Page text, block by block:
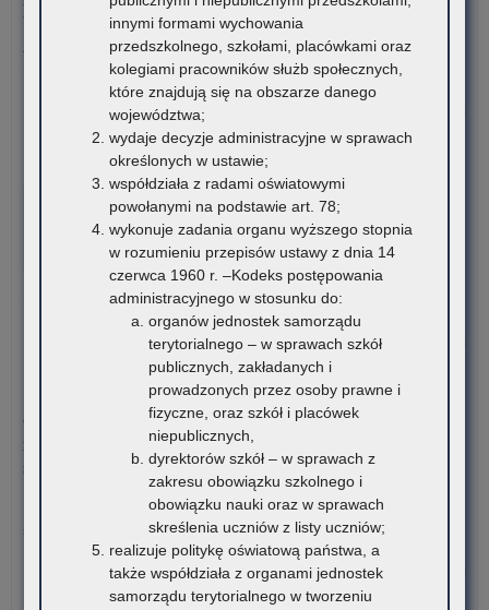
ponadpodstawowych oraz studentów romskich
Związek Romów Polskich ogłasza konkurs stypendialny dla
romskich uczniów szkół…
6 sierpnia 2026
VI edycja Ogólnopolskiej Olimpiady Wiedzy o
Procesie Inwestycyjno-Budowlanym
Komitet Główny Ogólnopolskiej Olimpiady Wiedzy
o Procesie Inwestycyjno-Budowlanym przekazuje
harmonogram…
Czytaj więcej
5 sierpnia 2026
Ogłoszenie o naborze kandydatów na stanowisko doradcy
metodycznego dla nauczycieli szkół i placówek znajdujących
się na terenie województwa małopolskiego
Kuratorium Oświaty w Krakowie ogłasza nabór kandydatów na
stanowisko doradców…
Czytaj więcej
innymi formami wychowania
przedszkolnego, szkołami, placówkami oraz
kolegiami pracowników służb społecznych,
które znajdują się na obszarze danego
województwa;
wydaje decyzje administracyjne w sprawach
określonych w ustawie;
współdziała z radami oświatowymi
powołanymi na podstawie art. 78;
wykonuje zadania organu wyższego stopnia
w rozumieniu przepisów ustawy z dnia 14
czerwca 1960 r. –Kodeks postępowania
administracyjnego w stosunku do:
organów jednostek samorządu
terytorialnego – w sprawach szkół
publicznych, zakładanych i
prowadzonych przez osoby prawne i
fizyczne, oraz szkół i placówek
niepublicznych,
dyrektorów szkół – w sprawach z
zakresu obowiązku szkolnego i
obowiązku nauki oraz w sprawach
skreślenia uczniów z listy uczniów;
realizuje politykę oświatową państwa, a
także współdziała z organami jednostek
samorządu terytorialnego w tworzeniu